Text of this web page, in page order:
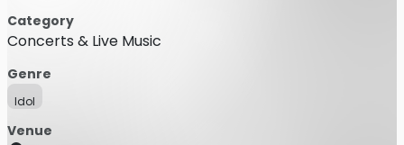
Category
Concerts & Live Music
Genre
Idol
Venue